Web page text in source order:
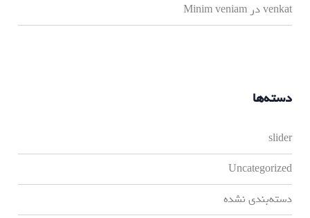
venkatدر Minim veniam
دسته‌ها
slider
Uncategorized
دسته‌بندی نشده